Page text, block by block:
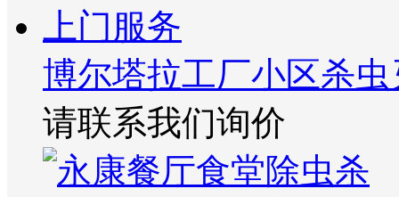
博尔塔拉工厂小区杀
请联系我们询价